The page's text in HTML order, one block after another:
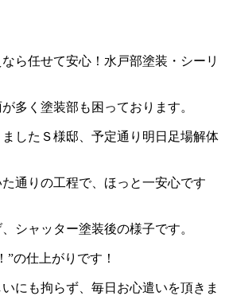
ら任せて安心！水戸部塗装・シーリ
多く塗装部も困っております。
したＳ様邸、予定通り明日足場解体
通りの工程で、ほっと一安心です
シャッター塗装後の様子です。
の仕上がりです！
にも拘らず、毎日お心遣いを頂きま